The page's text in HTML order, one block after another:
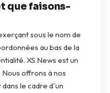
que faisons-
sous le nom de
au bas de la
XS News est un
offrons à nos
le cadre d'un